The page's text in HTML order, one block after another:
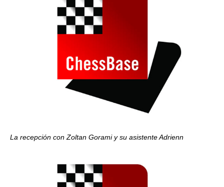
La recepción con Zoltan Gorami y su asistente Adrienn